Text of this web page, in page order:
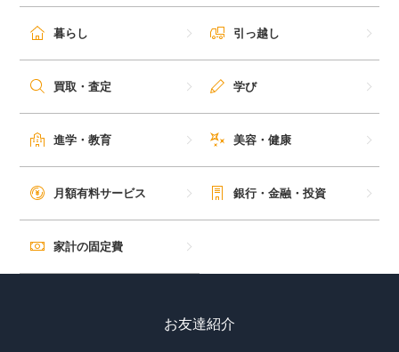
暮らし 引っ越し
買取・査定 学び
進学・教育 美容・健康
月額有料サービス 銀行・金融・投資
家計の固定費
お友達紹介